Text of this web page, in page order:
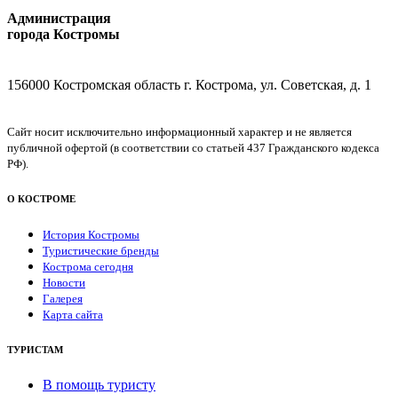
Администрация
города Костромы
156000 Костромская область г. Кострома, ул. Советская, д. 1
Сайт носит исключительно информационный характер и не является
публичной офертой (в соответствии со статьей 437 Гражданского кодекса
РФ).
О КОСТРОМЕ
История Костромы
Туристические бренды
Кострома сегодня
Новости
Галерея
Карта сайта
ТУРИСТАМ
В помощь туристу